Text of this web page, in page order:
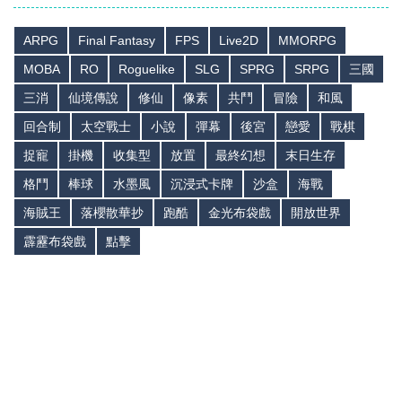
ARPG Final Fantasy FPS Live2D
MMORPG
MOBA
RO Roguelike SLG SPRG SRPG
三國
三消
仙境傳說 修仙 像素 共鬥 冒險
和風
回合制
太空戰士 小說 彈幕 後宮 戀愛
戰棋
捉寵
掛機 收集型 放置 最終幻想
末日生存
格鬥
棒球 水墨風 沉浸式卡牌 沙盒
海戰
海賊王
落櫻散華抄 跑酷 金光布袋戲
開放世界
霹靂布袋戲
點擊